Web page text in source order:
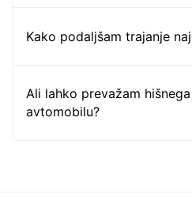
Kako podaljšam trajanje
Ali lahko prevažam
avtomobilu?